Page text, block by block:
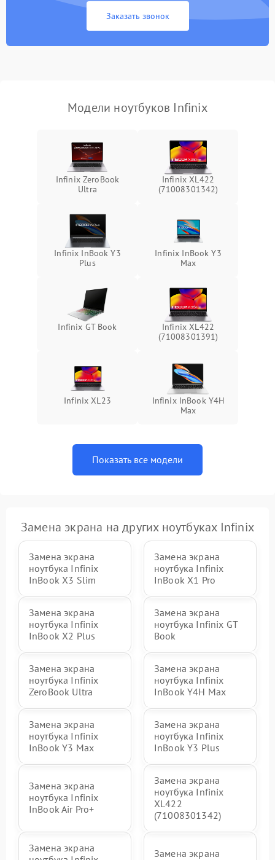
неисправности кулера
пропадание диска
оперативной памяти:
вылеты приложений,
синие экраны
Подробнее →
Проблемы Wi‑Fi или
Заказать звонок
Модели ноутбуков Infinix
Infinix ZeroBook
Ultra
Infinix XL422
(71008301342)
Infinix InBook Y3
Plus
Infinix InBook Y3
Max
Infinix GT Book
Infinix XL422
(71008301391)
Infinix XL23
Infinix InBook Y4H
Max
Показать все модели
Замена экрана на других ноутбуках Infinix
Замена экрана
ноутбука Infinix
InBook X3 Slim
Замена экрана
ноутбука Infinix
InBook X1 Pro
Замена экрана
ноутбука Infinix
InBook X2 Plus
Замена экрана
ноутбука Infinix GT
Book
Замена экрана
ноутбука Infinix
ZeroBook Ultra
Замена экрана
ноутбука Infinix
InBook Y4H Max
Замена экрана
ноутбука Infinix
InBook Y3 Max
Замена экрана
ноутбука Infinix
InBook Y3 Plus
Замена экрана
ноутбука Infinix
InBook Air Pro+
Замена экрана
ноутбука Infinix
XL422
(71008301342)
Замена экрана
Замена экрана